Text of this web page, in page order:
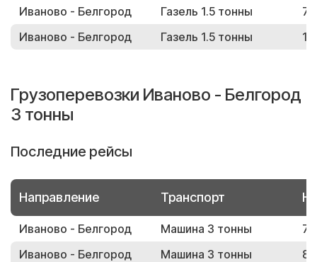
Иваново - Белгород
Газель 1.5 тонны
Иваново - Белгород
Газель 1.5 тонны
Грузоперевозки Иваново - Белгород
3 тонны
Последние рейсы
Направление Транспорт
Иваново - Белгород Машина 3 тонны
Иваново - Белгород
Машина 3 тонны